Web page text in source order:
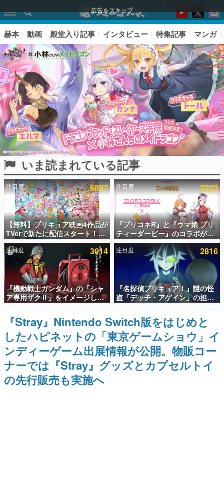
広告をスキップ
ピックアップ
電ファミのいま読まれている記事ランキング
アプリセール情報
インタビュー
連載・特集一覧
殿堂入り記事
SNS拡散数が数千以上！ ページビュー数万以上！ などな
ど。多くの人々に読まれた、電ファミ渾身の“殿堂入り”記
事をまとめました。
ゲームの企画書
名作ゲームクリエイターの方々に製作時のエピソードをお
聞きし、ヒットする企画（ゲーム）とは何か？を探ってい
きます。
赫本
この物語を解いてはいけない。『赫本』は、〈試験問題〉
の形をした短編ホラー小説集です。
赫本 動画 殿堂入り記事 インタビュー 特集記事 マンガ
いま読まれている記事
注目度 6897
【無料】プリキュア映画4作品が
TVerで新たに配信スタート！な
んと2018年～2024年の映画ほぼ
すべてが見放題に、ぶっちゃけ
ありえないラインナップ
注目度 3223
『プリコネR』と『ウマ娘 プリ
ティーダービー』のコラボが決
定！“最大170連無料”の8.5周年
キャンペーンなども発表
注目度 3014
『機動戦士ガンダム』の「シャ
ア専用ザクⅡ」をイメージした
散水ホースリールが予約開始。
本体にはシャアのパーソナルマ
ークやジオン公国軍のエンブレ
ム、型式番号などを配置
注目度 2816
『名探偵プリキュア！』謎の怪
盗「デッチ・アゲイン」の担当
キャストは天﨑滉平さんと判
明。『Re:ゼロから始める異世
界生活』オットー役、『ヒプノ
シスマイク』山田三郎役など
『Stray』Nintendo Switch版をはじめと
したハピネットの「東京ゲームショウ」イ
ンディーゲーム出展情報が公開。物販コー
ナーでは『Stray』グッズとカプセルトイ
の先行販売も実施へ